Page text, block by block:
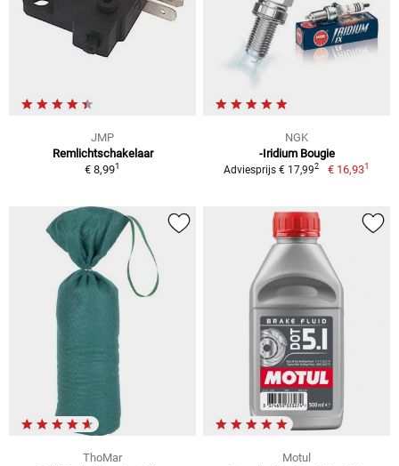
JMP
Remlichtschakelaar
€ 8,991
NGK
-Iridium Bougie
Adviesprijs € 17,992 € 16,931
ThoMar
Motul